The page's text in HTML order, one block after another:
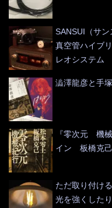
SANSUI（サ
真空管ハイブ
レオシステム
澁澤龍彦と手
『零次元 機
イン 板橋克己
ただ取り付け
光を強くした